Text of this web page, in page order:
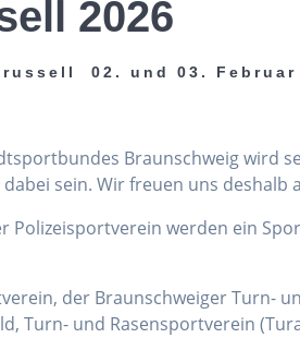
2026
02. und 03. Februar
Braunschweig
sein. Wir freuen uns
Polizeisportverein werden ein
der Braunschweiger Turn-
Turn- und Rasensportverein